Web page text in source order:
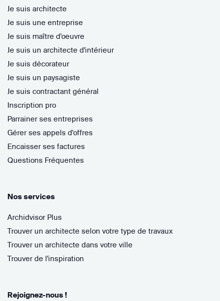
Je suis architecte
Je suis une entreprise
Je suis maître d'oeuvre
Je suis un architecte d'intérieur
Je suis décorateur
Je suis un paysagiste
Je suis contractant général
Inscription pro
Parrainer ses entreprises
Gérer ses appels d'offres
Encaisser ses factures
Questions Fréquentes
Nos services
Archidvisor Plus
Trouver un architecte selon votre type de travaux
Trouver un architecte dans votre ville
Trouver de l'inspiration
Rejoignez-nous !